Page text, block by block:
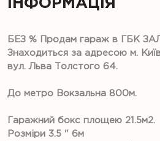
ІНФОРМАЦІЯ
БЕЗ % Продам гараж в ГБК
Знаходиться за адресою м.
вул. Льва Толстого 64.
До метро Вокзальна 800м.
Гаражний бокс площею 21.5м2.
Розміри 3.5 " 6м